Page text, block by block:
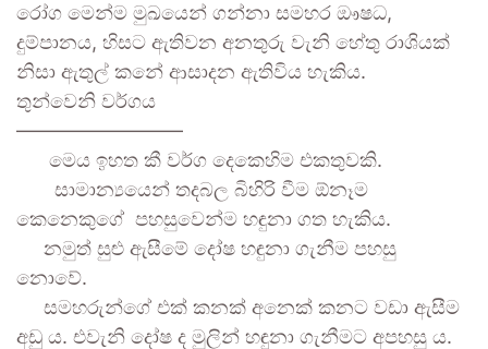
රෝග මෙන්ම මුඛයෙන් ගන්නා සමහර ඖෂධ,
දුම්පානය, හිසට ඇතිවන අනතුරු වැනි හේතු රාශියක්
නිසා ඇතුල් කනේ ආසාදන ඇතිවිය හැකිය.
තුන්වෙනි වර්ගය
————————–
මෙය ඉහත කී වර්ග දෙකෙහිම එකතුවකි.
සාමාන්‍යයෙන් තදබල බිහිරි වීම ඕනෑම
කෙනෙකුගේ පහසුවෙන්ම හඳුනා ගත හැකිය.
නමුත් සුළු ඇසීමේ දෝෂ හඳුනා ගැනීම පහසු
නොවේ.
සමහරුන්ගේ එක් කනක් අනෙක් කනට වඩා ඇසීම
අඩු ය. එවැනි දෝෂ ද මුලින් හඳුනා ගැනීමට අපහසු ය.